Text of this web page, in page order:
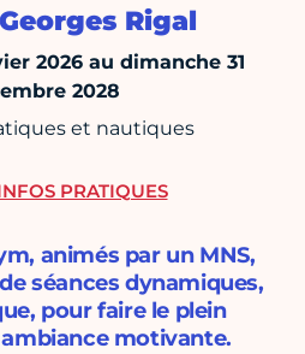
Rigal
2026 au dimanche 31
2028
et nautiques
animés par un MNS,
séances dynamiques,
pour faire le plein
motivante.
PRATIQUES